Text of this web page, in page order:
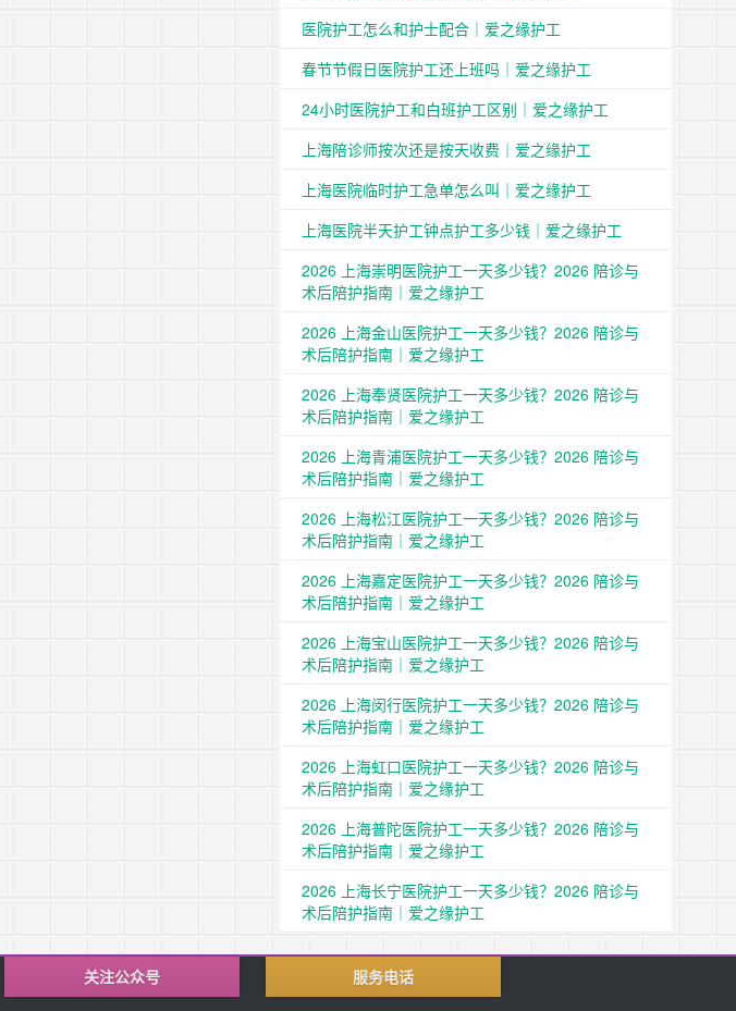
医院护工怎么和护士配合｜爱之缘护工
春节节假日医院护工还上班吗｜爱之缘护工
24小时医院护工和白班护工区别｜爱之缘护工
上海陪诊师按次还是按天收费｜爱之缘护工
上海医院临时护工急单怎么叫｜爱之缘护工
上海医院半天护工钟点护工多少钱｜爱之缘护工
2026 上海崇明医院护工一天多少钱？2026 陪诊与
术后陪护指南｜爱之缘护工
2026 上海金山医院护工一天多少钱？2026 陪诊与
术后陪护指南｜爱之缘护工
2026 上海奉贤医院护工一天多少钱？2026 陪诊与
术后陪护指南｜爱之缘护工
2026 上海青浦医院护工一天多少钱？2026 陪诊与
术后陪护指南｜爱之缘护工
2026 上海松江医院护工一天多少钱？2026 陪诊与
术后陪护指南｜爱之缘护工
2026 上海嘉定医院护工一天多少钱？2026 陪诊与
术后陪护指南｜爱之缘护工
2026 上海宝山医院护工一天多少钱？2026 陪诊与
术后陪护指南｜爱之缘护工
2026 上海闵行医院护工一天多少钱？2026 陪诊与
术后陪护指南｜爱之缘护工
2026 上海虹口医院护工一天多少钱？2026 陪诊与
术后陪护指南｜爱之缘护工
2026 上海普陀医院护工一天多少钱？2026 陪诊与
术后陪护指南｜爱之缘护工
2026 上海长宁医院护工一天多少钱？2026 陪诊与
术后陪护指南｜爱之缘护工
关注公众号 服务电话